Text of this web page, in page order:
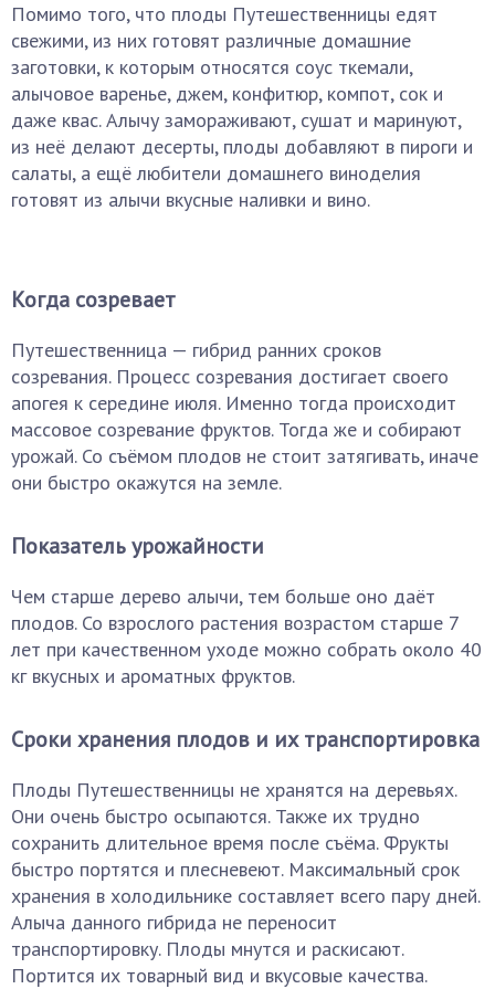
Помимо того, что плоды Путешественницы едят
свежими, из них готовят различные домашние
заготовки, к которым относятся соус ткемали,
алычовое варенье, джем, конфитюр, компот, сок и
даже квас. Алычу замораживают, сушат и маринуют,
из неё делают десерты, плоды добавляют в пироги и
салаты, а ещё любители домашнего виноделия
готовят из алычи вкусные наливки и вино.
Когда созревает
Путешественница — гибрид ранних сроков
созревания. Процесс созревания достигает своего
апогея к середине июля. Именно тогда происходит
массовое созревание фруктов. Тогда же и собирают
урожай. Со съёмом плодов не стоит затягивать, иначе
они быстро окажутся на земле.
Показатель урожайности
Чем старше дерево алычи, тем больше оно даёт
плодов. Со взрослого растения возрастом старше 7
лет при качественном уходе можно собрать около 40
кг вкусных и ароматных фруктов.
Сроки хранения плодов и их транспортировка
Плоды Путешественницы не хранятся на деревьях.
Они очень быстро осыпаются. Также их трудно
сохранить длительное время после съёма. Фрукты
быстро портятся и плесневеют. Максимальный срок
хранения в холодильнике составляет всего пару дней.
Алыча данного гибрида не переносит
транспортировку. Плоды мнутся и раскисают.
Портится их товарный вид и вкусовые качества.